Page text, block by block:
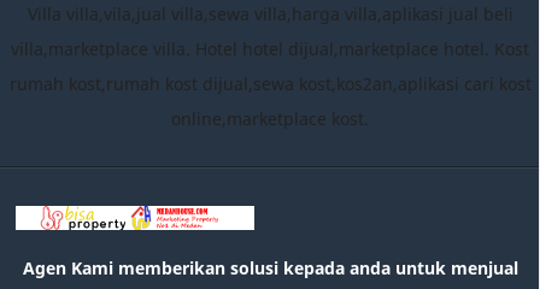
Villa villa,vila,jual villa,sewa villa,harga villa,aplikasi jual beli
villa,marketplace villa. Hotel hotel dijual,marketplace hotel. Kost
rumah kost,rumah kost dijual,sewa kost,kos2an,aplikasi cari kost
online,marketplace kost.
Agen Kami memberikan solusi kepada anda untuk menjual